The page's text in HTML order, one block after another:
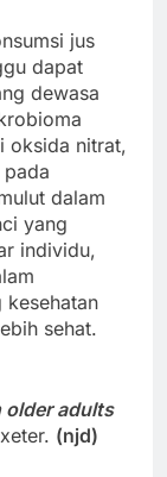
jus
dapat
dewasa
oksida nitrat,
dalam
yang
individu,
kesehatan
sehat.
older adults
(njd)